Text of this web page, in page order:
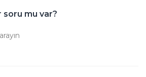
soru mu var?